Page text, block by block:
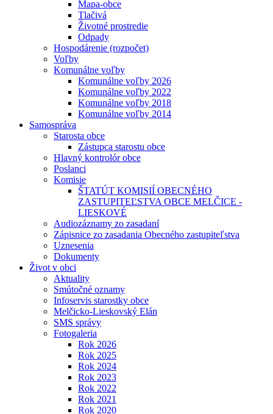
Mapa-obce
Tlačivá
Životné prostredie
Odpady
Hospodárenie (rozpočet)
Voľby
Komunálne voľby
Komunálne voľby 2026
Komunálne voľby 2022
Komunálne voľby 2018
Komunálne voľby 2014
Samospráva
Starosta obce
Zástupca starostu obce
Hlavný kontrolór obce
Poslanci
Komisie
ŠTATÚT KOMISIÍ OBECNÉHO
ZASTUPITEĽSTVA OBCE MELČICE -
LIESKOVÉ
Audiozáznamy zo zasadaní
Zápisnice zo zasadania Obecného zastupiteľstva
Uznesenia
Dokumenty
Život v obci
Aktuality
Smútočné oznamy
Infoservis starostky obce
Melčicko-Lieskovský Elán
SMS správy
Fotogaleria
Rok 2026
Rok 2025
Rok 2024
Rok 2023
Rok 2022
Rok 2021
Rok 2020